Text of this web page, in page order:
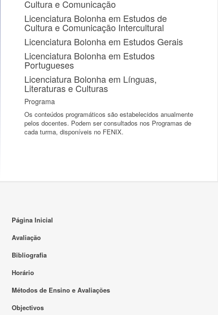
Cultura e Comunicação
Licenciatura Bolonha em Estudos de
Cultura e Comunicação Intercultural
Licenciatura Bolonha em Estudos Gerais
Licenciatura Bolonha em Estudos
Portugueses
Licenciatura Bolonha em Línguas,
Literaturas e Culturas
Programa
Os conteúdos programáticos são estabelecidos anualmente
pelos docentes. Podem ser consultados nos Programas de
cada turma, disponíveis no FENIX.
Página Inicial
Avaliação
Bibliografia
Horário
Métodos de Ensino e Avaliações
Objectivos